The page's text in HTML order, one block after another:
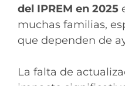
del IPREM en 2025
muchas familias,
que dependen de
La falta de